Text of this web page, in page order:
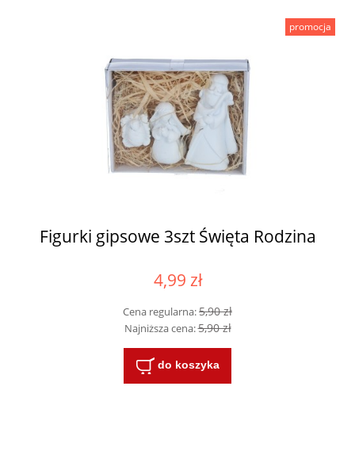
Figurki gipsowe 3szt Święta Rodzina
4,99 zł
Cena regularna:5,90 zł
Najniższa cena:5,90 zł
do koszyka
promocja